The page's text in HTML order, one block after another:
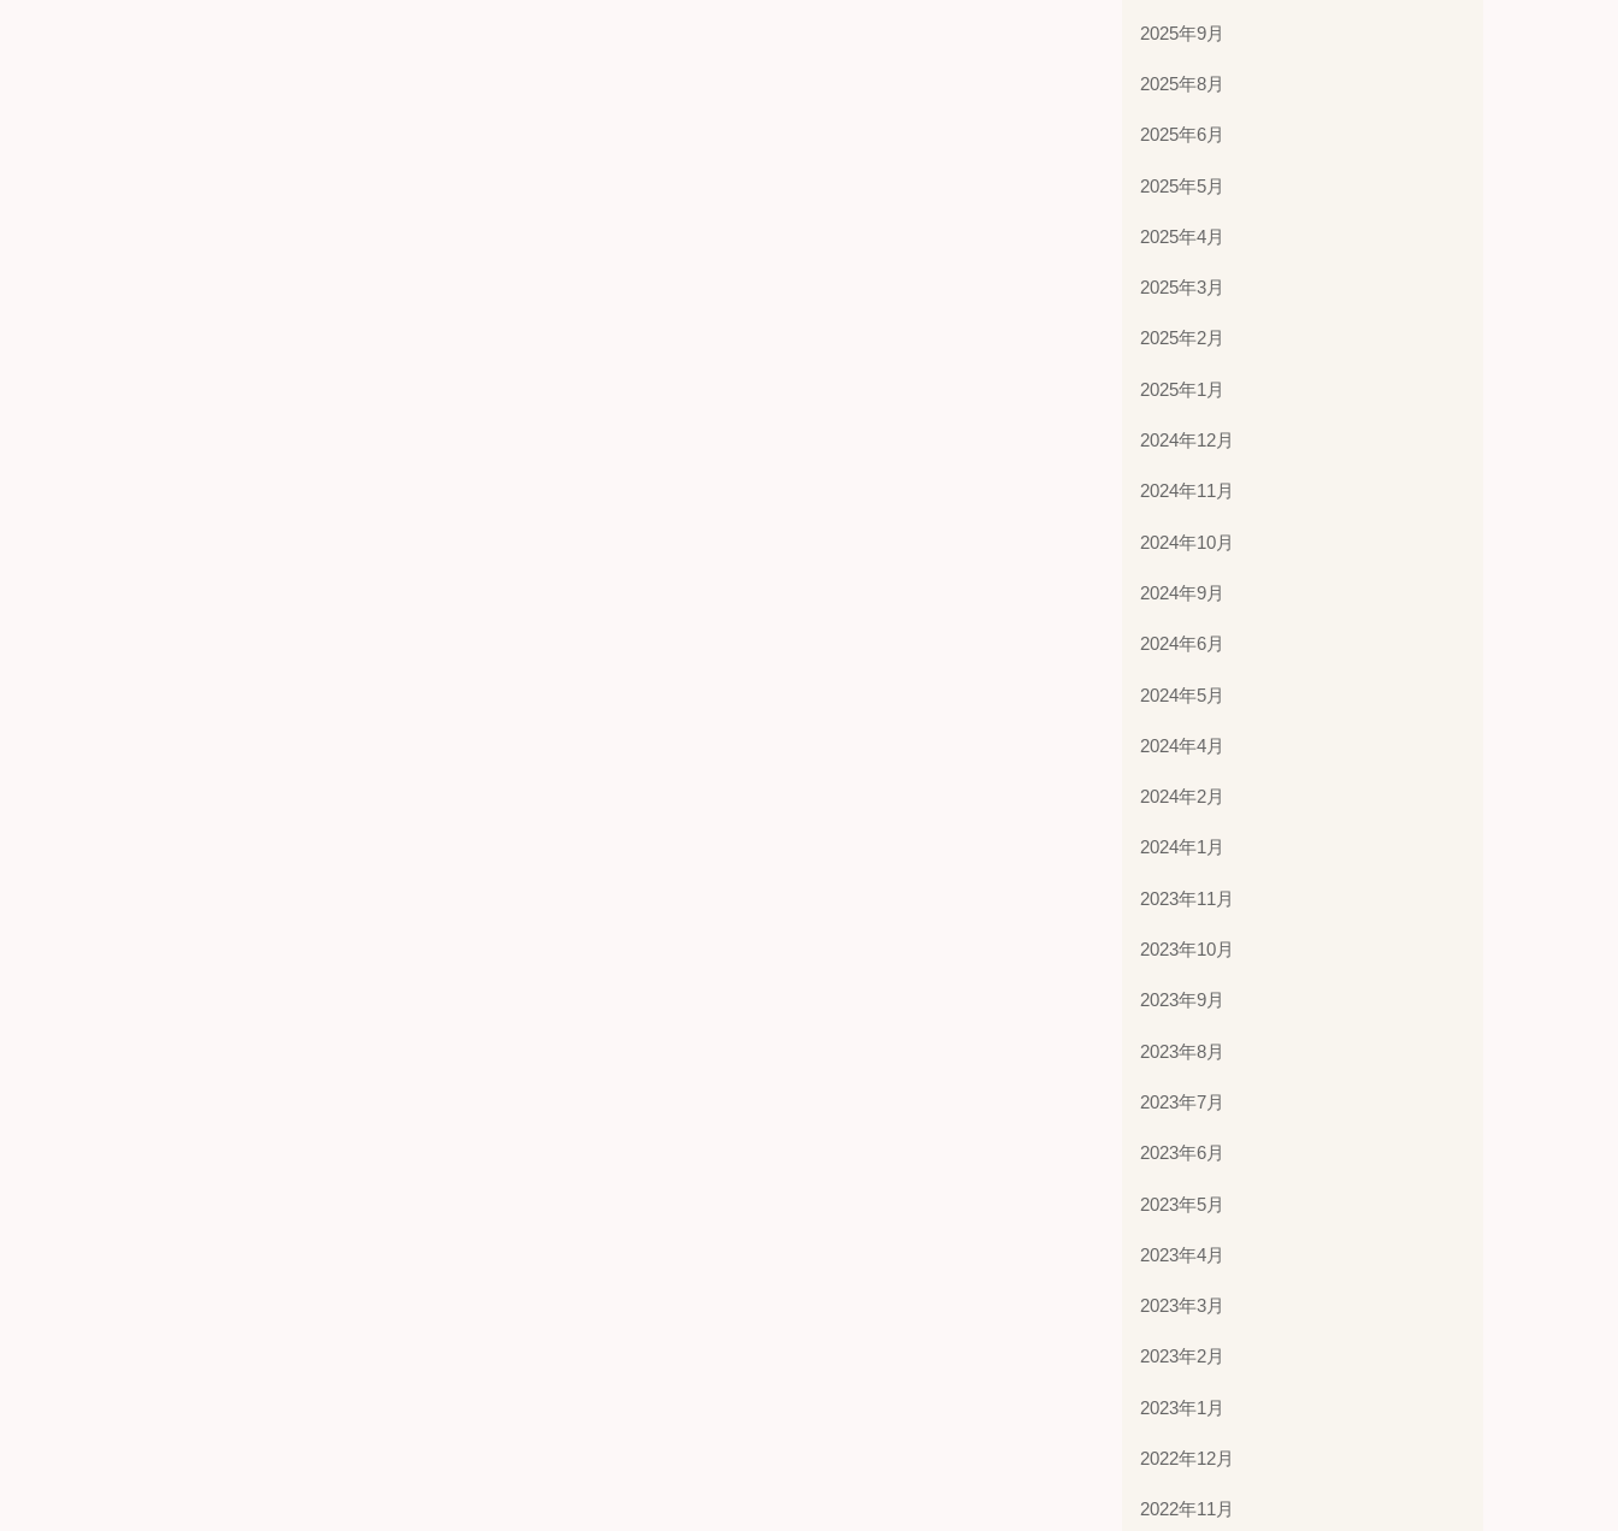
2025年9月
2025年8月
2025年6月
2025年5月
2025年4月
2025年3月
2025年2月
2025年1月
2024年12月
2024年11月
2024年10月
2024年9月
2024年6月
2024年5月
2024年4月
2024年2月
2024年1月
2023年11月
2023年10月
2023年9月
2023年8月
2023年7月
2023年6月
2023年5月
2023年4月
2023年3月
2023年2月
2023年1月
2022年12月
2022年11月